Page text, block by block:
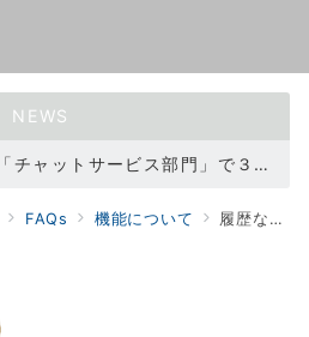
NEWS
M-Talk、経営者が選ぶ「チャットサービス部門」で３冠を達成！（2021/11/11）
（2021/05/31）
FAQs 機能について 履歴などを外部に取り出せますか？